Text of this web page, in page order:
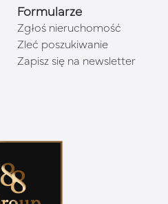
Formularze
Zgłoś nieruchomość
Zleć poszukiwanie
Zapisz się na newsletter